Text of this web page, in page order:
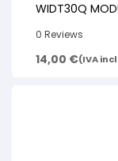
WIDT30Q
0 Reviews
14,00 €(IVA